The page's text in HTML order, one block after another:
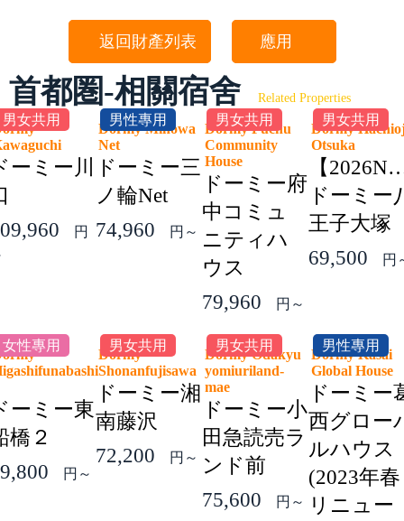
返回財產列表 應用
首都圏-相關宿舍 Related Properties
男女共用
ーミー川
円
男性專用
Dormy Minowa
Net
ドーミー三
ノ輪Net
74,960
円～
男女共用
Dormy Fuchu
Community
House
ドーミー府
中コミュ
ニティハ
ウス
79,960
円～
男女共用
Dormy
Otsuka
【
ドーミー
王子大塚
69,500
円
女性專用
ーミー東
橋２
円～
男女共用
Dormy
Shonanfujisawa
ドーミー湘
南藤沢
72,200
円～
男女共用
Dormy Odakyu
yomiuriland-
mae
ドーミー小
田急読売ラ
ンド前
75,600
円～
男性專用
Dormy Kasai
Global
ドーミー
西グロー
ルハウス
(2023年春
リニュー